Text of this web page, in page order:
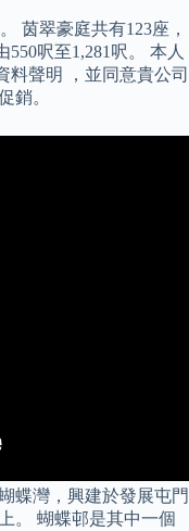
茵翠豪庭共有123座，
呎至1,281呎。 本人
料聲明 ，並同意貴公司
銷。
蝶灣，興建於發展屯門
。 蝴蝶邨是其中一個